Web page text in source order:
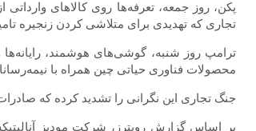
تجاری که تهدیدی برای متلاشی کردن زنجیره
ترامپ روز شنبه، گوشی‌های هوشمند، رایانه‌ها
محصولات فناوری حیاتی چین همراه با
جنگ تجاری این نگرانی را تشدید کرده که